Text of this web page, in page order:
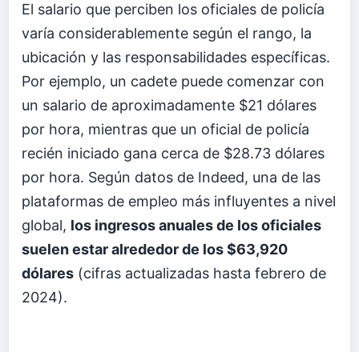
El salario que perciben los oficiales de policía
varía considerablemente según el rango, la
ubicación y las responsabilidades específicas.
Por ejemplo, un cadete puede comenzar con
un salario de aproximadamente $21 dólares
por hora, mientras que un oficial de policía
recién iniciado gana cerca de $28.73 dólares
por hora. Según datos de Indeed, una de las
plataformas de empleo más influyentes a nivel
global, los ingresos anuales de los oficiales
suelen estar alrededor de los $63,920
dólares (cifras actualizadas hasta febrero de
2024).